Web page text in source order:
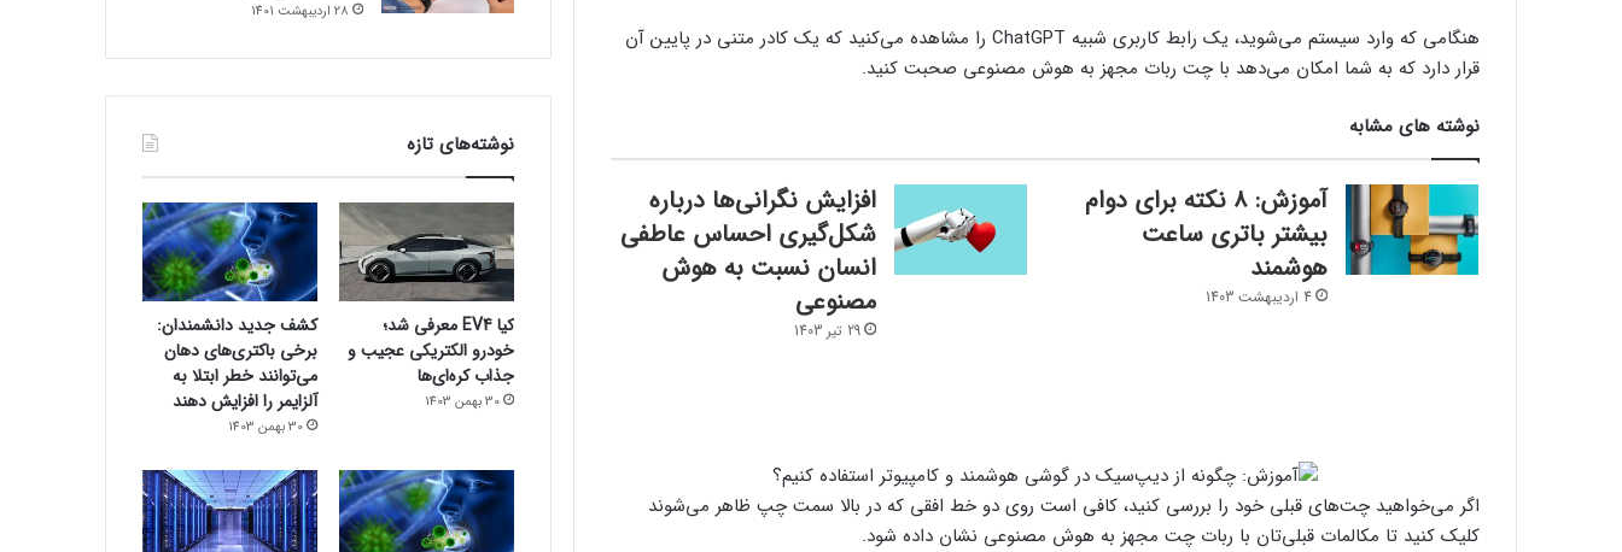
هنگامی که وارد سیستم می‌شوید، یک رابط کاربری شبیه ChatGPT را مشاهده می‌کنید که یک کادر متنی در پایین آن
قرار دارد که به شما امکان می‌دهد با چت ربات مجهز به هوش مصنوعی صحبت کنید.
نوشته های مشابه
آموزش: ۸ نکته برای دوام
بیشتر باتری ساعت
هوشمند
4 اردیبهشت 1403
افزایش نگرانی‌ها درباره
شکل‌گیری احساس عاطفی
انسان نسبت به هوش
مصنوعی
29 تیر 1403
اگر می‌خواهید چت‌های قبلی خود را بررسی کنید، کافی است روی دو خط افقی که در بالا سمت چپ ظاهر می‌شوند
کلیک کنید تا مکالمات قبلی‌تان با ربات چت مجهز به هوش مصنوعی نشان داده شود.
28 اردیبهشت 1401
نوشته‌های تازه
کیا EV4 معرفی شد؛
خودرو الکتریکی عجیب و
جذاب کره‌ای‌ها
30 بهمن 1403
کشف جدید دانشمندان:
برخی باکتری‌های دهان
می‌توانند خطر ابتلا به
آلزایمر را افزایش دهند
30 بهمن 1403